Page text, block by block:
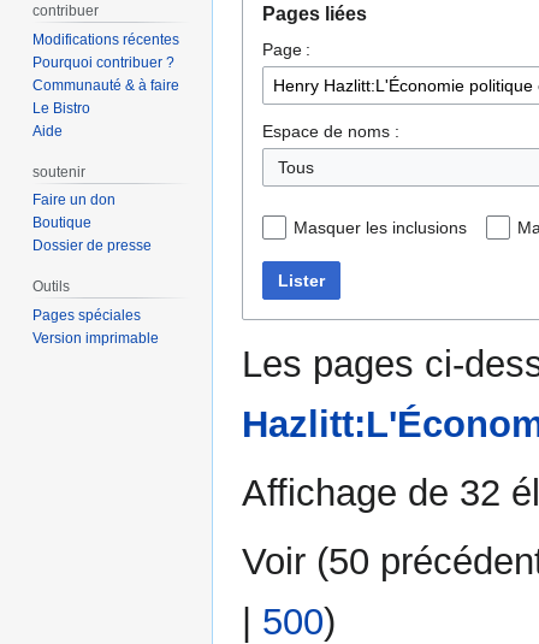
navigation
recherche
Pages liées
Page :
Espace de noms :
Masquer les inclusions
Lister
Les pages ci-
Affichage de 32
Voir (50
| 500)
contribuer
Modifications récentes
Pourquoi contribuer ?
Communauté & à faire
Le Bistro
Aide
soutenir
Faire un don
Boutique
Dossier de presse
Outils
Pages spéciales
Version imprimable